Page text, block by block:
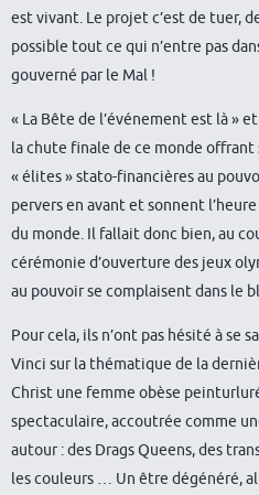
est vivant. Le projet c’est de tuer,
possible tout ce qui n’entre pas
gouverné par le Mal !
« La Bête de l’événement est là »
la chute finale de ce monde offrant
« élites » stato-financières au
pervers en avant et sonnent
du monde. Il fallait donc bien, au
cérémonie d’ouverture des jeux
au pouvoir se complaisent dans le
Pour cela, ils n’ont pas hésité à se
Vinci sur la thématique de la
Christ une femme obèse
spectaculaire, accoutrée comme
autour : des Drags Queens, des
les couleurs … Un être dégénéré,